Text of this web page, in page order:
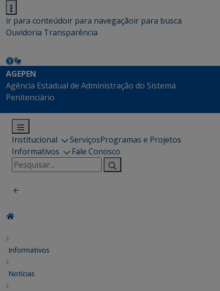
ir para conteúdoir para navegaçãoir para busca
Ouvidoria Transparência
AGEPEN
Agência Estadual de Administração do Sistema
Penitenciário
Institucional ServiçosProgramas e Projetos
Informativos
Fale Conosco
Pesquisar
por:
Informativos
Notícias